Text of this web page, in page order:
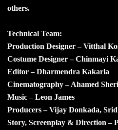
others.
Technical Team:
Production Designer – Vitthal
Costume Designer – Chinmayi
Editor – Dharmendra Kakarla
Cinematography – Ahamed
Music – Leon James
Producers – Vijay Donkada,
Story, Screenplay & Direction –